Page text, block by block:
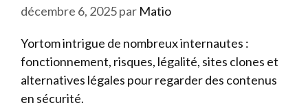
décembre 6, 2025par Matio
Yortom intrigue de nombreux internautes :
fonctionnement, risques, légalité, sites clones et
alternatives légales pour regarder des contenus
en sécurité.